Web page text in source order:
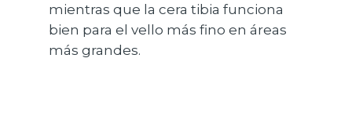
mientras que la cera tibia funciona
bien para el vello más fino en áreas
más grandes.